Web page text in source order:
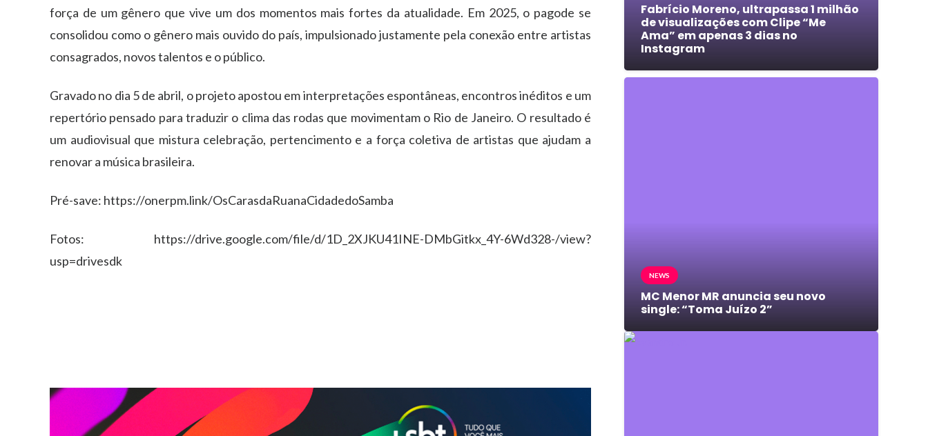
força de um gênero que vive um dos momentos mais fortes da atualidade. Em 2025, o pagode se
consolidou como o gênero mais ouvido do país, impulsionado justamente pela conexão entre artistas
consagrados, novos talentos e o público.
Gravado no dia 5 de abril, o projeto apostou em interpretações espontâneas, encontros inéditos e um
repertório pensado para traduzir o clima das rodas que movimentam o Rio de Janeiro. O resultado é
um audiovisual que mistura celebração, pertencimento e a força coletiva de artistas que ajudam a
renovar a música brasileira.
Pré-save: https://onerpm.link/OsCarasdaRuanaCidadedoSamba
Fotos: https://drive.google.com/file/d/1D_2XJKU41INE-DMbGitkx_4Y-6Wd328-/view?
usp=drivesdk
Fabrício Moreno, ultrapassa 1 milhão
de visualizações com Clipe “Me
Ama” em apenas 3 dias no
Instagram
NEWS
MC Menor MR anuncia seu novo
single: “Toma Juízo 2”